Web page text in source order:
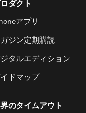
ロダクト
アプリ
ジン定期購読
タルエディション
ドマップ
のタイムアウト